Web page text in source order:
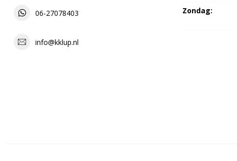
06-27078403
info@kklup.nl
Zondag: